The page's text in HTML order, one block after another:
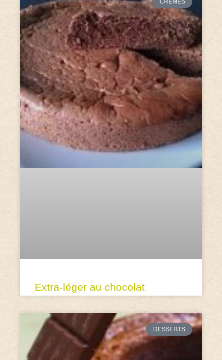
CRÈMES
Extra-léger au chocolat
DESSERTS